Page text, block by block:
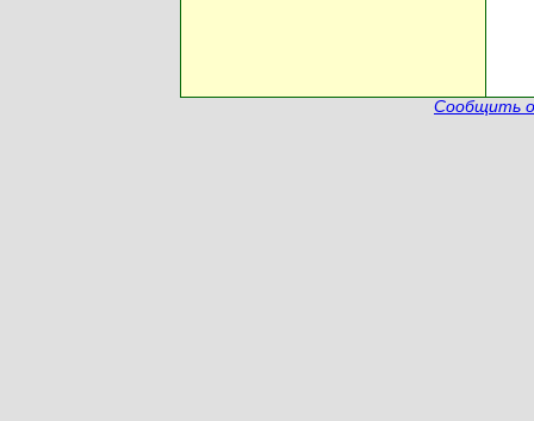
Сообщить о